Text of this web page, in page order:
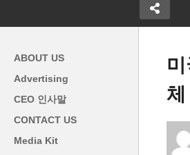
천차만별
미국인들 은퇴
ABOUT US
Advertising
CEO 인사말
CONTACT US
Media Kit
체